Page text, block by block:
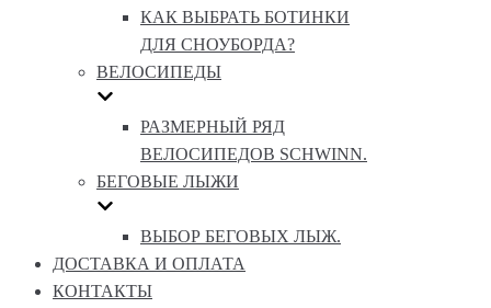
КАК ВЫБРАТЬ БОТИНКИ
ДЛЯ СНОУБОРДА?
ВЕЛОСИПЕДЫ
РАЗМЕРНЫЙ РЯД
ВЕЛОСИПЕДОВ SCHWINN.
БЕГОВЫЕ ЛЫЖИ
ВЫБОР БЕГОВЫХ ЛЫЖ.
ДОСТАВКА И ОПЛАТА
КОНТАКТЫ